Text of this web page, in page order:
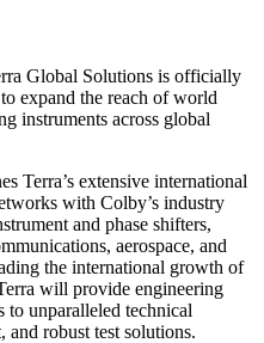
Global Solutions is officially
expand the reach of world
instruments across global
Terra’s extensive international
with Colby’s industry
and phase shifters,
aerospace, and
the international growth of
will provide engineering
to unparalleled technical
and robust test solutions.